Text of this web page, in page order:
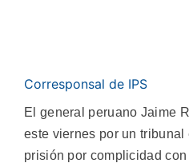
Corresponsal de IPS
El general peruano Jaime
este viernes por un
prisión por complicidad